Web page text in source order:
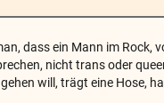
dass ein Mann im Rock,
nicht trans oder
will, trägt eine Hose,